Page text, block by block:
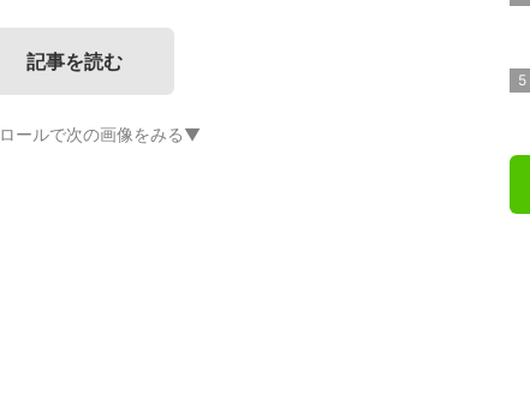
記事を読む
ールで次の画像をみる▼